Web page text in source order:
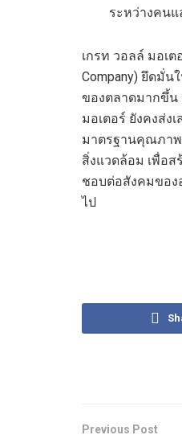
ระหว่างคน
เกรท วอลล์ มอเ
Company) ยึดมั่
ของตลาดมากขึ้น
มอเตอร์ ยังคงส่
มาตรฐานคุณภาพ
สิ่งแวดล้อม เพื่อ
ชอบต่อสังคมของ
ไป
Previous Post